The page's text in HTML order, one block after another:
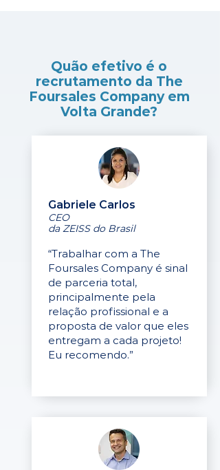
Quão efetivo é o
recrutamento da The
Foursales Company em
Volta Grande?
Gabriele Carlos
CEO
da ZEISS do Brasil
“Trabalhar com a The
Foursales Company é sinal
de parceria total,
principalmente pela
relação profissional e a
proposta de valor que eles
entregam a cada projeto!
Eu recomendo.”